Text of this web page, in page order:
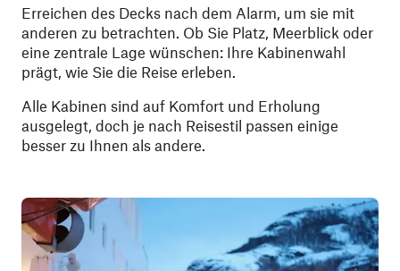
Erreichen des Decks nach dem Alarm, um sie mit
anderen zu betrachten. Ob Sie Platz, Meerblick oder
eine zentrale Lage wünschen: Ihre Kabinenwahl
prägt, wie Sie die Reise erleben.
Alle Kabinen sind auf Komfort und Erholung
ausgelegt, doch je nach Reisestil passen einige
besser zu Ihnen als andere.